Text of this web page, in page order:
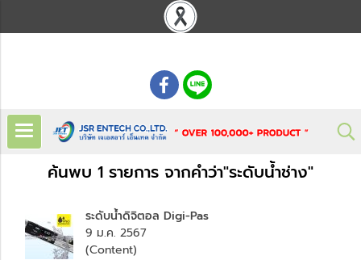
ค้นพบ 1 รายการ จากคำว่า"ระดับน้ำช่าง"
ระดับน้ำดิจิตอล Digi-Pas
9 ม.ค. 2567
(Content)